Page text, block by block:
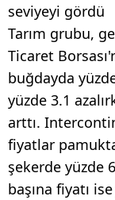
seviyeyi gördü
Tarım grubu,
Ticaret
buğdayda
yüzde 3.1
arttı.
fiyatlar
şekerde yüzde
başına fiyatı